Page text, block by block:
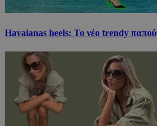
Havaianas heels: Το νέο trendy